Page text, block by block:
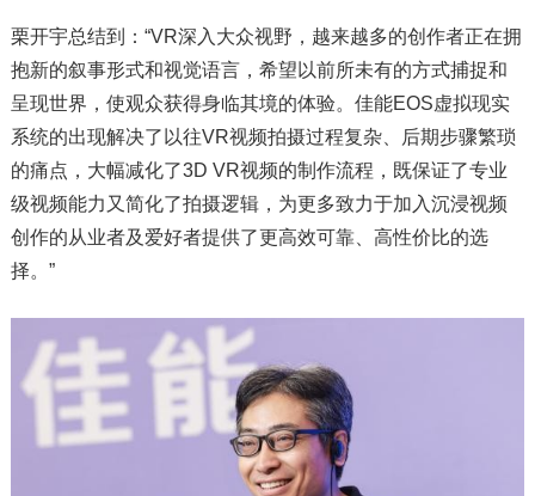
栗开宇总结到：“VR深入大众视野，越来越多的创作者正在拥
抱新的叙事形式和视觉语言，希望以前所未有的方式捕捉和
呈现世界，使观众获得身临其境的体验。佳能EOS虚拟现实
系统的出现解决了以往VR视频拍摄过程复杂、后期步骤繁琐
的痛点，大幅减化了3D VR视频的制作流程，既保证了专业
级视频能力又简化了拍摄逻辑，为更多致力于加入沉浸视频
创作的从业者及爱好者提供了更高效可靠、高性价比的选
择。”